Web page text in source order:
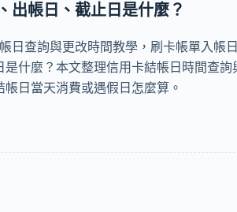
出帳日、截止日是什麼？
日查詢與更改時間教學，刷卡帳單入帳
是什麼？本文整理信用卡結帳日時間查詢
帳日當天消費或遇假日怎麼算。